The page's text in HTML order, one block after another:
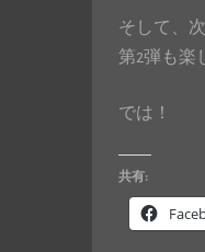
そして、
第2弾も楽
では！
共有: